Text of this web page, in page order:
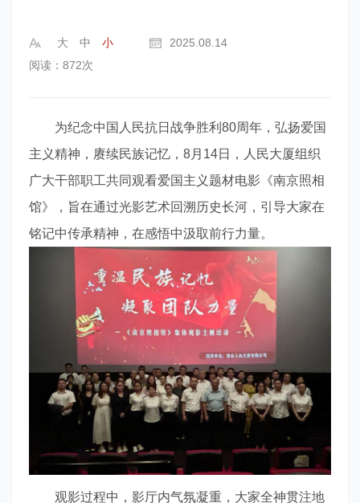
大 中 小
2025.08.14
阅读：872次
为纪念中国人民抗日战争胜利80周年，弘扬爱国
主义精神，赓续民族记忆，8月14日，人民大厦组织
广大干部职工共同观看爱国主义题材电影《南京照相
馆》，旨在通过光影艺术回溯历史长河，引导大家在
铭记中传承精神，在感悟中汲取前行力量。
观影过程中，影厅内气氛凝重，大家全神贯注地